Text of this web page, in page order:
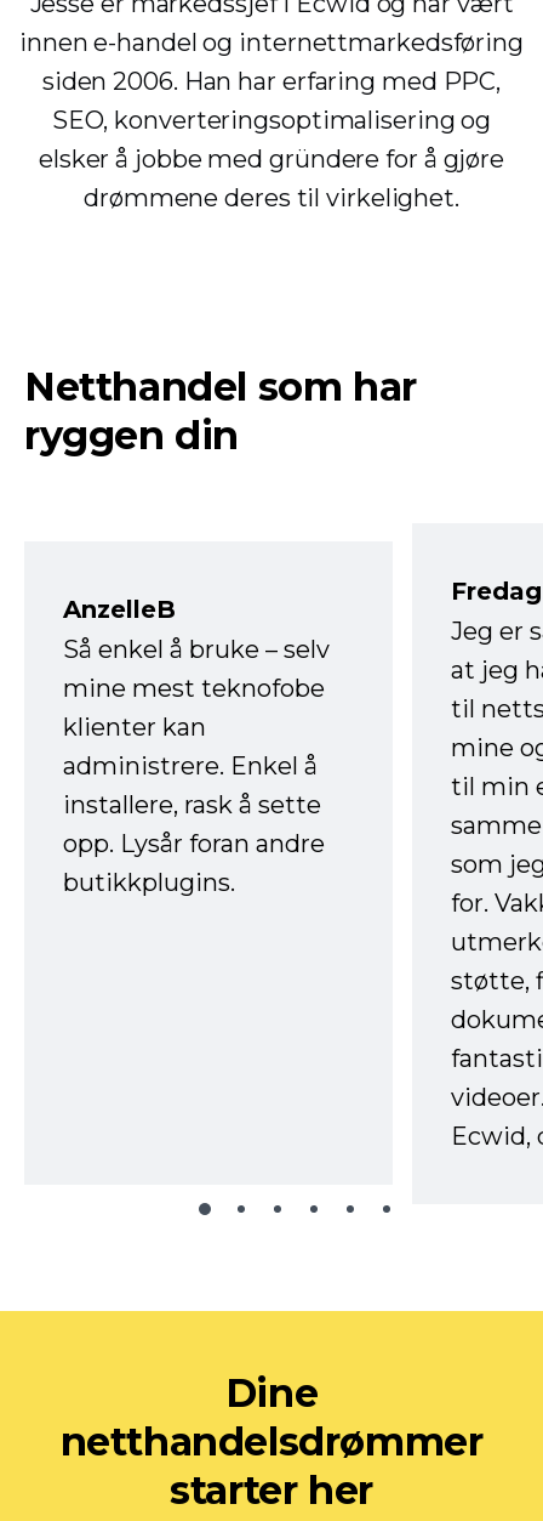
innen e-handel og internettmarkedsføring
siden 2006. Han har erfaring med PPC,
SEO, konverteringsoptimalisering og
elsker å jobbe med gründere for å gjøre
drømmene deres til virkelighet.
Netthandel som har
ryggen din
AnzelleB
Så enkel å bruke – selv
mine mest teknofobe
klienter kan
administrere. Enkel å
installere, rask å sette
opp. Lysår foran andre
butikkplugins.
Jeg er
at jeg
til
mine
til min
som
for.
støtte,
Ecwid,
Dine
netthandelsdrømmer
starter her